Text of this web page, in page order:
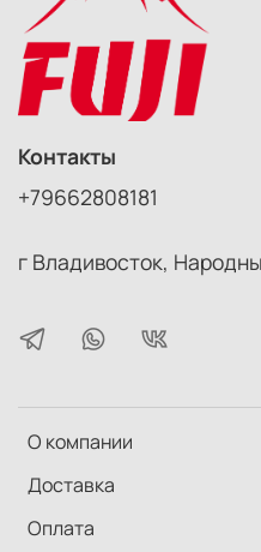
О компании
Доставка
Оплата
Контакты
+79662808181
г Владивосток,